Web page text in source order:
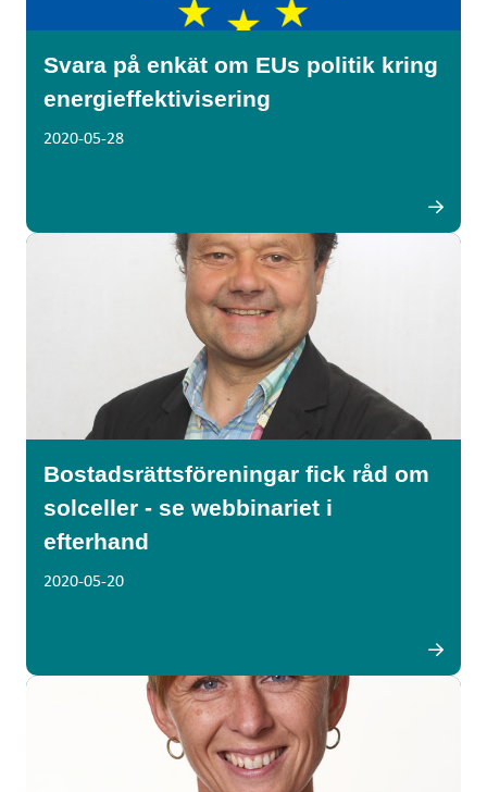
Svara på enkät om EUs politik kring
energieffektivisering
2020-05-28
Bostadsrättsföreningar fick råd om
solceller - se webbinariet i
efterhand
2020-05-20